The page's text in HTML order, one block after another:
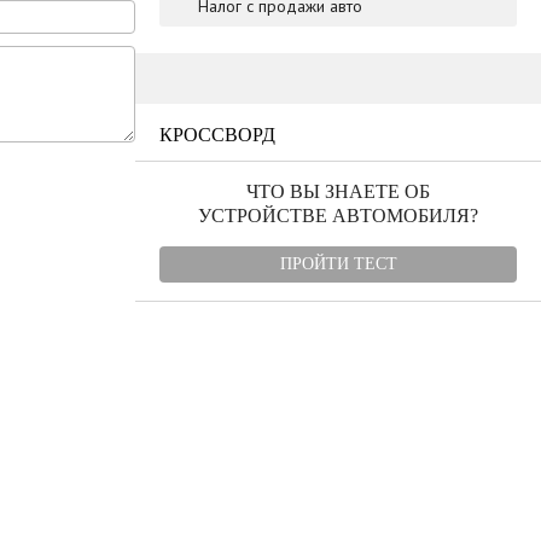
Налог с продажи авто
КРОССВОРД
ЧТО ВЫ ЗНАЕТЕ ОБ
УСТРОЙСТВЕ АВТОМОБИЛЯ?
ПРОЙТИ ТЕСТ